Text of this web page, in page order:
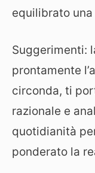
equilibrato una
Suggerimenti:
prontamente
circonda, ti
razionale e
quotidianità
ponderato la